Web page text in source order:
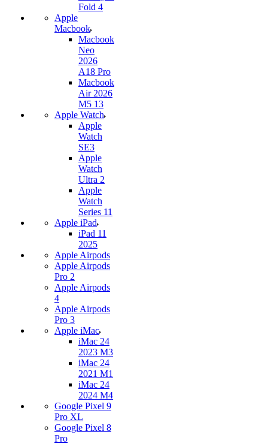
Fold 4
Apple
Macbook
Macbook
Neo
2026
A18 Pro
Macbook
Air 2026
M5 13
Apple Watch
Apple
Watch
SE3
Apple
Watch
Ultra 2
Apple
Watch
Series 11
Apple iPad
iPad 11
2025
Apple Airpods
Apple Airpods
Pro 2
Apple Airpods
4
Apple Airpods
Pro 3
Apple iMac
iMac 24
2023 M3
iMac 24
2021 M1
iMac 24
2024 M4
Google Pixel 9
Pro XL
Google Pixel 8
Pro